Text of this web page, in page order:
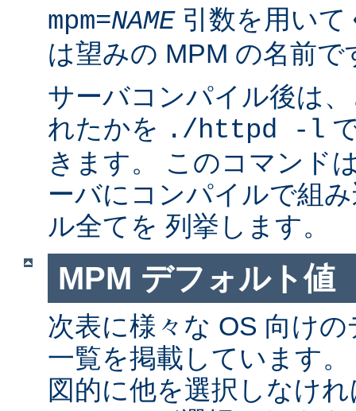
mpm=NAME引数を用い
は望みの MPM の名前で
サーバコンパイル後は
れたかを ./httpd -l
きます。 このコマンド
ーバにコンパイルで組
ル全てを 列挙します。
MPM デフォルト値
次表に様々な OS 向け
一覧を掲載しています
図的に他を選択しなけ